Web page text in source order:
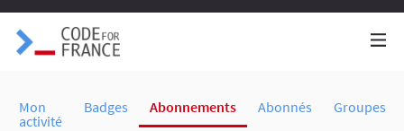
Mon
activité
Badges Abonnements Abonnés Groupes